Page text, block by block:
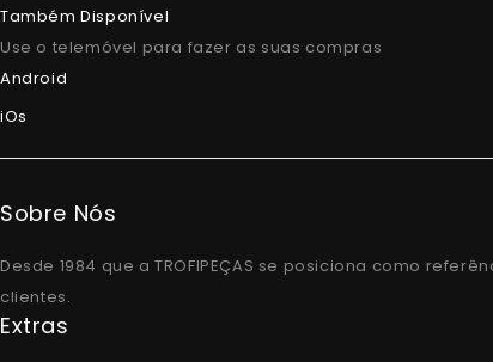
Também Disponível
Use o telemóvel para fazer as suas compras
Android
iOs
Sobre Nós
Desde 1984 que a TROFIPEÇAS se posiciona como
clientes.
Extras